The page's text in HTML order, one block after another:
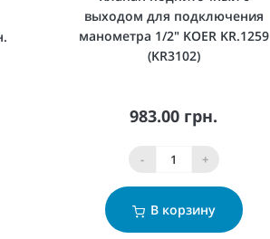
выходом для подключения
манометра 1/2" KOER KR.1259
(KR3102)
983.00 грн.
- +
В корзину